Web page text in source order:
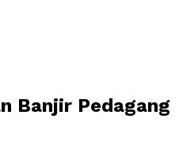
Banjir Pedagang